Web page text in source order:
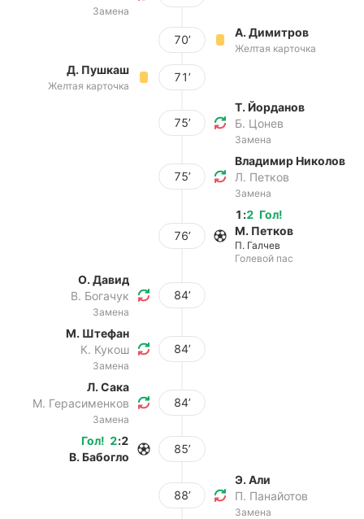
Замена
70’
А. Димитров
Желтая карточка
Д. Пушкаш
Желтая карточка
71’
75’
Т. Йорданов
Б. Цонев
Замена
75’
Владимир Николов
Л. Петков
Замена
76’
Гол!
1 :2
М. Петков
П. Галчев
Голевой пас
О. Давид
В. Богачук
Замена
84’
М. Штефан
К. Кукош
Замена
84’
Л. Сака
М. Герасименков
Замена
84’
Гол! 2:2
В. Бабогло
85’
88’
Э. Али
П. Панайотов
Замена